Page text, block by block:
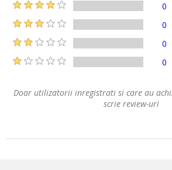
0
0
0
0
Doar utilizatorii inregistrati si care au
scrie review-uri